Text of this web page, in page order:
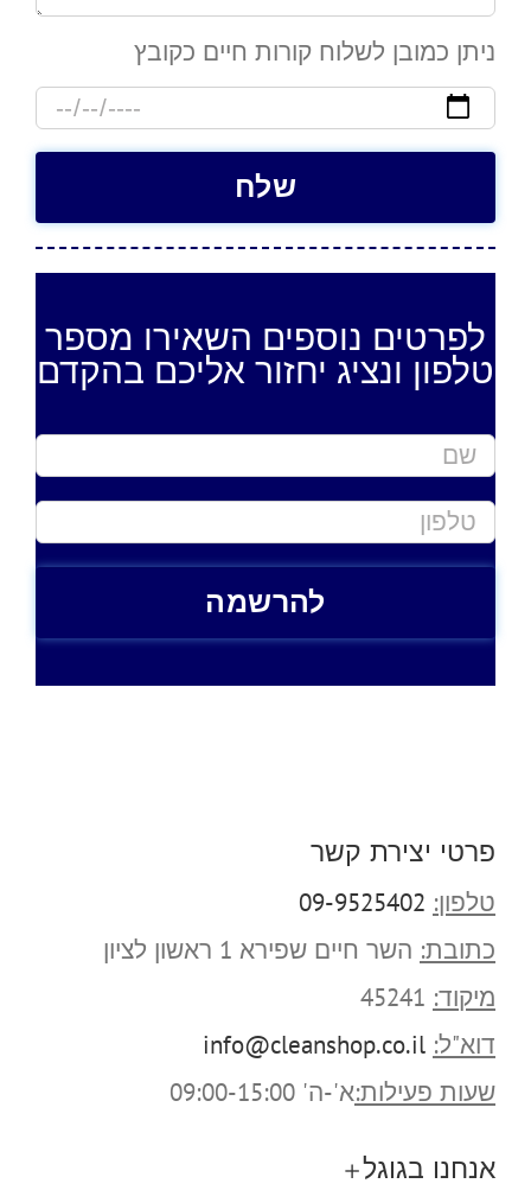
ניתן כמובן לשלוח קורות חיים כקובץ
לפרטים נוספים השאירו מספר
טלפון ונציג יחזור אליכם בהקדם
פרטי יצירת קשר
טלפון: 09-9525402
כתובת: השר חיים שפירא 1 ראשון לציון
מיקוד:
דוא"ל: info@cleanshop.co.il
שעות פעילות:א'-ה' 09:00-15:00
אנחנו בגוגל+